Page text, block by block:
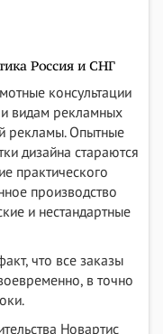
Россия и СНГ
консультации
видам рекламных
рекламы. Опытные
дизайна стараются
практического
производство
и нестандартные
что все заказы
в точно
Новартис